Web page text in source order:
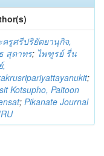
ครูศรีปริยัตยานุกิจ,
สุตาทร; ไพฑูรย์ รื่น
,
;
Kotsupho, Paitoon
; Pikanate Journal